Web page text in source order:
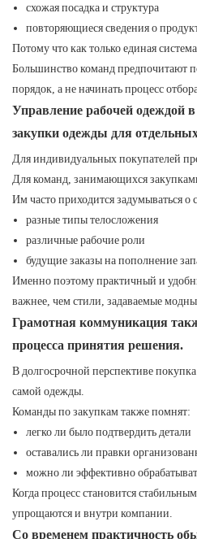
схожая посадка и структура
повторяющиеся сведения о
Потому что как только единая
Большинство команд предпочитают
порядок, а не начинать процесс
Управление рабочей одеждой
закупки одежды для
Для индивидуальных покупателей
Для команд, занимающихся
Им часто приходится задумываться
разные типы телосложения
различные рабочие роли
будущие заказы на пополнение
Именно поэтому практичный и
важнее, чем стили, задаваемые
Грамотная коммуникация
процесса принятия решения.
В долгосрочной перспективе
самой одежды.
Команды по закупкам также помнят:
легко ли было подтвердить детали
оставались ли правки
можно ли эффективно
Когда процесс становится
упрощаются и внутри компании.
Со временем практичность